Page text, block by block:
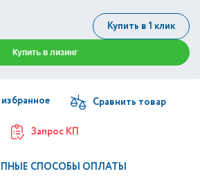
Купить в 1 клик
Купить в лизинг
Запрос КП
СПОСОБЫ ОПЛАТЫ